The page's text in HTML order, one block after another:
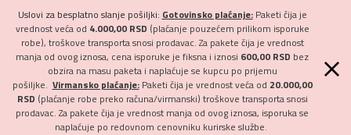
Uslovi za besplatno slanje pošiljki: Gotovinsko plaćanje:Paketi čija je
vrednost veća od 4.000,00 RSD (plaćanje pouzećem prilikom isporuke
robe), troškove transporta snosi prodavac. Za pakete čija je vrednost
manja od ovog iznosa, cena isporuke je fiksna i iznosi 600,00 RSD bez
obzira na masu paketa i naplaćuje se kupcu po prijemu
pošiljke. Virmansko plaćanje:Paketi čija je vrednost veća od 20.000,00
RSD (plaćanje robe preko računa/virmanski) troškove transporta snosi
prodavac. Za pakete čija je vrednost manja od ovog iznosa, isporuka se
naplaćuje po redovnom cenovniku kurirske službe.